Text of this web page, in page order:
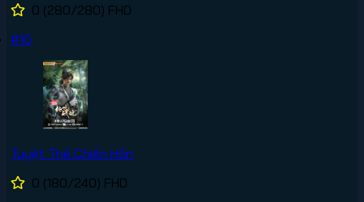
0 (280/280) FHD
#10
Tuyệt Thế Chiến Hồn
0 (180/240) FHD